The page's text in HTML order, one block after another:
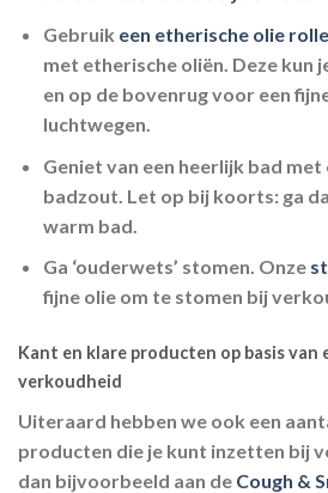
Gebruik een etherische olie
met etherische oliën. Deze kun
en op de bovenrug voor een
luchtwegen.
Geniet van een heerlijk bad
badzout. Let op bij koorts: ga
warm bad.
Ga ‘ouderwets’ stomen. Onze
fijne olie om te stomen bij
Kant en klare producten op basis van
verkoudheid
Uiteraard hebben we ook een
producten die je kunt inzetten bij
dan bijvoorbeeld aan de Cough &